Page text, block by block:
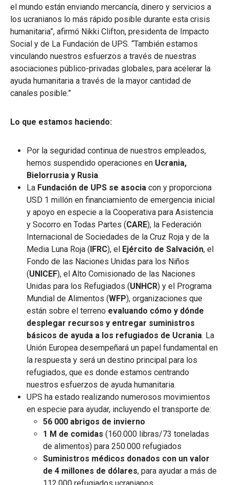
el mundo están enviando mercancía, dinero y servicios a
los ucranianos lo más rápido posible durante esta crisis
humanitaria”, afirmó Nikki Clifton, presidenta de Impacto
Social y de La Fundación de UPS. “También estamos
vinculando nuestros esfuerzos a través de nuestras
asociaciones público-privadas globales, para acelerar la
ayuda humanitaria a través de la mayor cantidad de
canales posible.”
Lo que estamos haciendo:
Por la seguridad continua de nuestros empleados,
hemos suspendido operaciones en Ucrania,
Bielorrusia y Rusia.
La Fundación de UPS se asocia con y proporciona
USD 1 millón en financiamiento de emergencia inicial
y apoyo en especie a la Cooperativa para Asistencia
y Socorro en Todas Partes (CARE), la Federación
Internacional de Sociedades de la Cruz Roja y de la
Media Luna Roja (IFRC), el Ejército de Salvación, el
Fondo de las Naciones Unidas para los Niños
(UNICEF), el Alto Comisionado de las Naciones
Unidas para los Refugiados (UNHCR) y el Programa
Mundial de Alimentos (WFP), organizaciones que
están sobre el terreno evaluando cómo y dónde
desplegar recursos y entregar suministros
básicos de ayuda a los refugiados de Ucrania. La
Unión Europea desempeñará un papel fundamental en
la respuesta y será un destino principal para los
refugiados, que es donde estamos centrando
nuestros esfuerzos de ayuda humanitaria.
UPS ha estado realizando numerosos movimientos
en especie para ayudar, incluyendo el transporte de:
56 000 abrigos de invierno
1 M de comidas (160.000 libras/73 toneladas
de alimentos) para 250.000 refugiados
Suministros médicos donados con un valor
de 4 millones de dólares, para ayudar a más de
112.000 refugiados ucranianos